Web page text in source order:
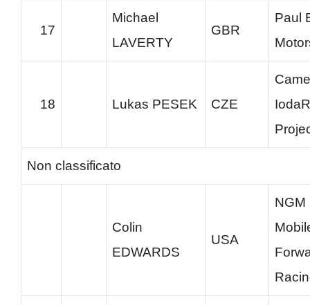
17
Michael
LAVERTY
GBR
Paul
18 Lukas PESEK CZE
Came
Non classificato
Colin
EDWARDS
USA
NGM